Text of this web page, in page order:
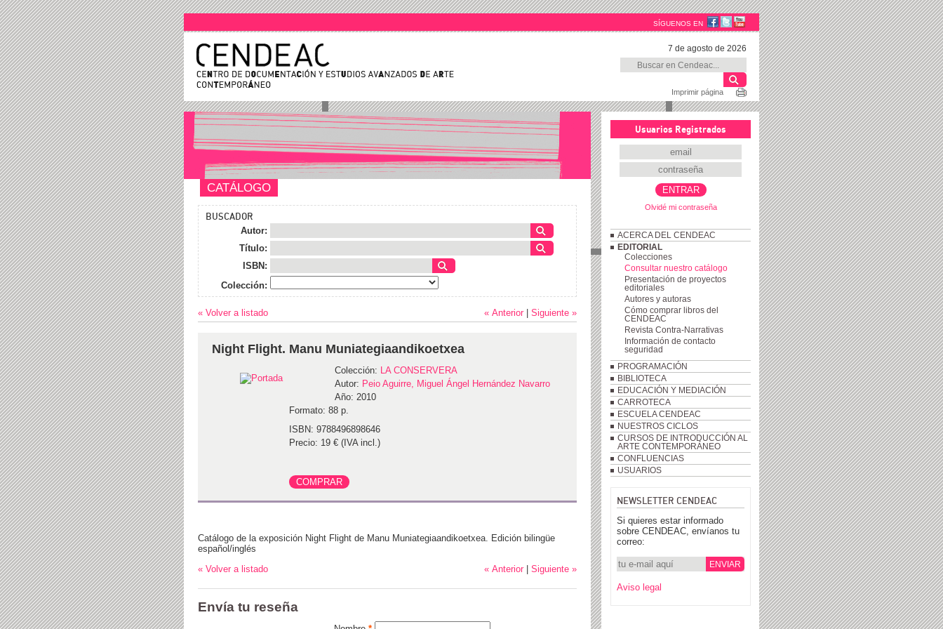
SÍGUENOS EN
7 de agosto de 2026
Imprimir página
Usuarios Registrados
Olvidé mi contraseña
ACERCA DEL CENDEAC
EDITORIAL
Colecciones
Consultar nuestro catálogo
Presentación de proyectos
editoriales
Autores y autoras
Cómo comprar libros del
CENDEAC
Revista Contra-Narrativas
Información de contacto
seguridad
PROGRAMACIÓN
BIBLIOTECA
EDUCACIÓN Y MEDIACIÓN
CARROTECA
ESCUELA CENDEAC
NUESTROS CICLOS
CURSOS DE INTRODUCCIÓN AL
ARTE CONTEMPORÁNEO
CONFLUENCIAS
USUARIOS
NEWSLETTER CENDEAC
Si quieres estar informado
sobre CENDEAC, envíanos tu
correo:
Aviso legal
CATÁLOGO
BUSCADOR
Autor:
Título:
ISBN:
Colección:
« Volver a listado Siguiente »
« Anterior
Night Flight. Manu Muniategiaandikoetxea
Colección: LA CONSERVERA
Autor: Peio Aguirre, Miguel Ángel Hernández Navarro
Año: 2010
Formato: 88 p.
ISBN: 9788496898646
Precio: 19 € (IVA incl.)
Catálogo de la exposición Night Flight de Manu Muniategiaandikoetxea. Edición bilingüe
español/inglés
« Volver a listado
Siguiente »
« Anterior
Envía tu reseña